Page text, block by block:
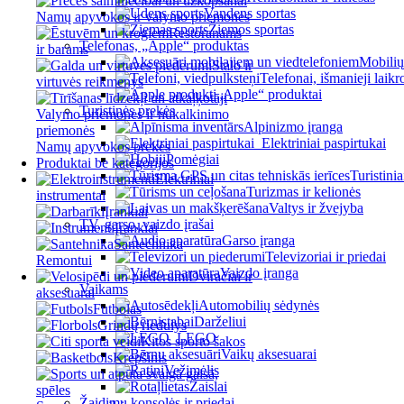
Namų apyvokos ir valymo priemonės
Restoranams
ir barams
Stalo ir
virtuvės reikmenys
Valymo priemonės ir nukalkinimo
priemonės
Namų apyvokos prekės
Produktai be kategorijos
Elektriniai
instrumentai
Įrankiai
Įrankiai
Santechnika
Remontui
Dviračiai ir
aksesuarai
Futbolas
Grindų riedulys
Kitos sporto šakos
Krepšinis
Vandens sportas
Žiemos sportas
Telefonas, „Apple“ produktas
Telefonai, išmanieji
„Apple“ produktai
Turistinės prekės
Alpinizmo įranga
Elektriniai paspirtukai
Pomėgiai
Turizmas ir kelionės
Valtys ir žvejyba
TV, garso, vaizdo įrašai
Garso įranga
Televizoriai ir priedai
Vaizdo įranga
Vaikams
Automobilių sėdynės
Darželiui
LEGO
Vaikų aksesuarai
Vežimėlis
Žaislai